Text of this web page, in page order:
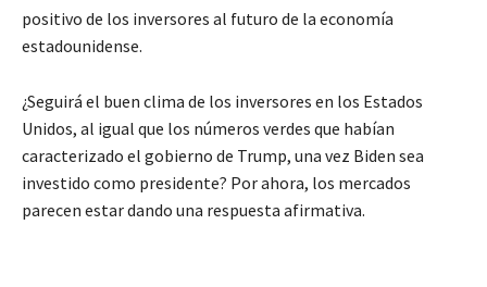
positivo de los inversores al futuro de la economía
estadounidense.
¿Seguirá el buen clima de los inversores en los Estados
Unidos, al igual que los números verdes que habían
caracterizado el gobierno de Trump, una vez Biden sea
investido como presidente? Por ahora, los mercados
parecen estar dando una respuesta afirmativa.